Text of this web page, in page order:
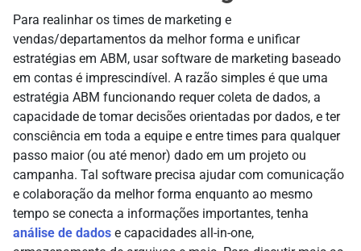
Para realinhar os times de marketing e
vendas/departamentos da melhor forma e unificar
estratégias em ABM, usar software de marketing baseado
em contas é imprescindível. A razão simples é que uma
estratégia ABM funcionando requer coleta de dados, a
capacidade de tomar decisões orientadas por dados, e ter
consciência em toda a equipe e entre times para qualquer
passo maior (ou até menor) dado em um projeto ou
campanha. Tal software precisa ajudar com comunicação
e colaboração da melhor forma enquanto ao mesmo
tempo se conecta a informações importantes, tenha
análise de dados e capacidades all-in-one,